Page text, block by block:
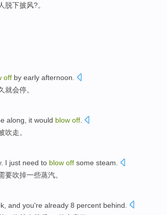
人 脱下披风?。
off by early afternoon
就会停。
along it would blow off
吹走。
. I just need to blow off some steam
要吹掉一些蒸汽。
, and you're already 8 percent behind